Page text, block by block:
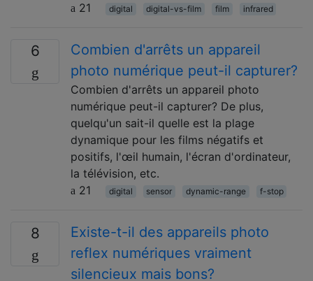
21
digital digital-vs-film film infrared
6
Combien d'arrêts un appareil
photo numérique peut-il capturer?
Combien d'arrêts un appareil photo
numérique peut-il capturer? De plus,
quelqu'un sait-il quelle est la plage
dynamique pour les films négatifs et
positifs, l'œil humain, l'écran d'ordinateur,
la télévision, etc.
21
digital sensor dynamic-range f-stop
8
Existe-t-il des appareils photo
reflex numériques vraiment
silencieux mais bons?